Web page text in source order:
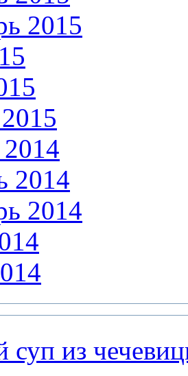
2015
2014
2014
суп из